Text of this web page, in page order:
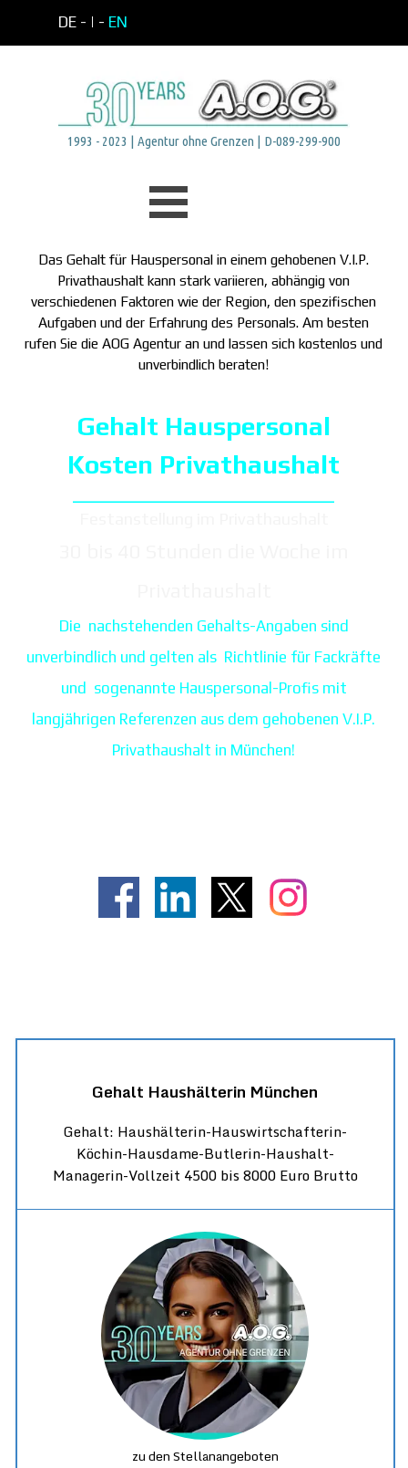
DE - | - EN
1993 - 2023 | Agentur ohne Grenzen | D-089-299-900
Das Gehalt für Hauspersonal in einem gehobenen V.I.P.
Privathaushalt kann stark variieren, abhängig von
verschiedenen Faktoren wie der Region, den spezifischen
Aufgaben und der Erfahrung des Personals. Am besten
rufen Sie die AOG Agentur an und lassen sich kostenlos und
unverbindlich beraten!
Gehalt Hauspersonal
Kosten Privathaushalt
_________________________________________
Die nachstehenden Gehalts-Angaben sind
unverbindlich und gelten als Richtlinie für Fackräfte
und sogenannte Hauspersonal-Profis mit
langjährigen Referenzen aus dem gehobenen V.I.P.
Privathaushalt in München!
zu den Stellanangeboten
Gehalt Haushälterin München
Gehalt: Haushälterin-Hauswirtschafterin-
Köchin-Hausdame-Butlerin-Haushalt-
Managerin-Vollzeit 4500 bis 8000 Euro Brutto